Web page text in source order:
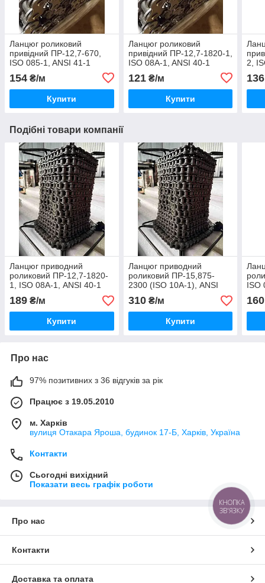
Ланцюг роликовий
привідний ПР-12,7-670,
ISO 085-1, ANSI 41-1
154 ₴/м
Купити
Ланцюг роликовий
привідний ПР-12,7-1820-1,
ISO 08A-1, ANSI 40-1
121₴/м
Купити
2,
136
Подібні товари компанії
Ланцюг приводний
роликовий ПР-12,7-1820-
1, ISO 08А-1, ANSI 40-1
(50м) Donghua
189 ₴/м
Купити
Ланцюг приводний
роликовий ПР-15,875-
2300 (ISO 10А-1), ANSI
50-1 Donghua (50м)
310₴/м
Купити
ISO
160
Про нас
97% позитивних з 36 відгуків за рік
Працює з 19.05.2010
м. Харків
вулиця Отакара Яроша, будинок 17-Б, Харків, Україна
Контакти
Сьогодні вихідний
Показати весь графік роботи
Про нас
Контакти
Доставка та оплата
КНОПКА
ЗВ'ЯЗКУ